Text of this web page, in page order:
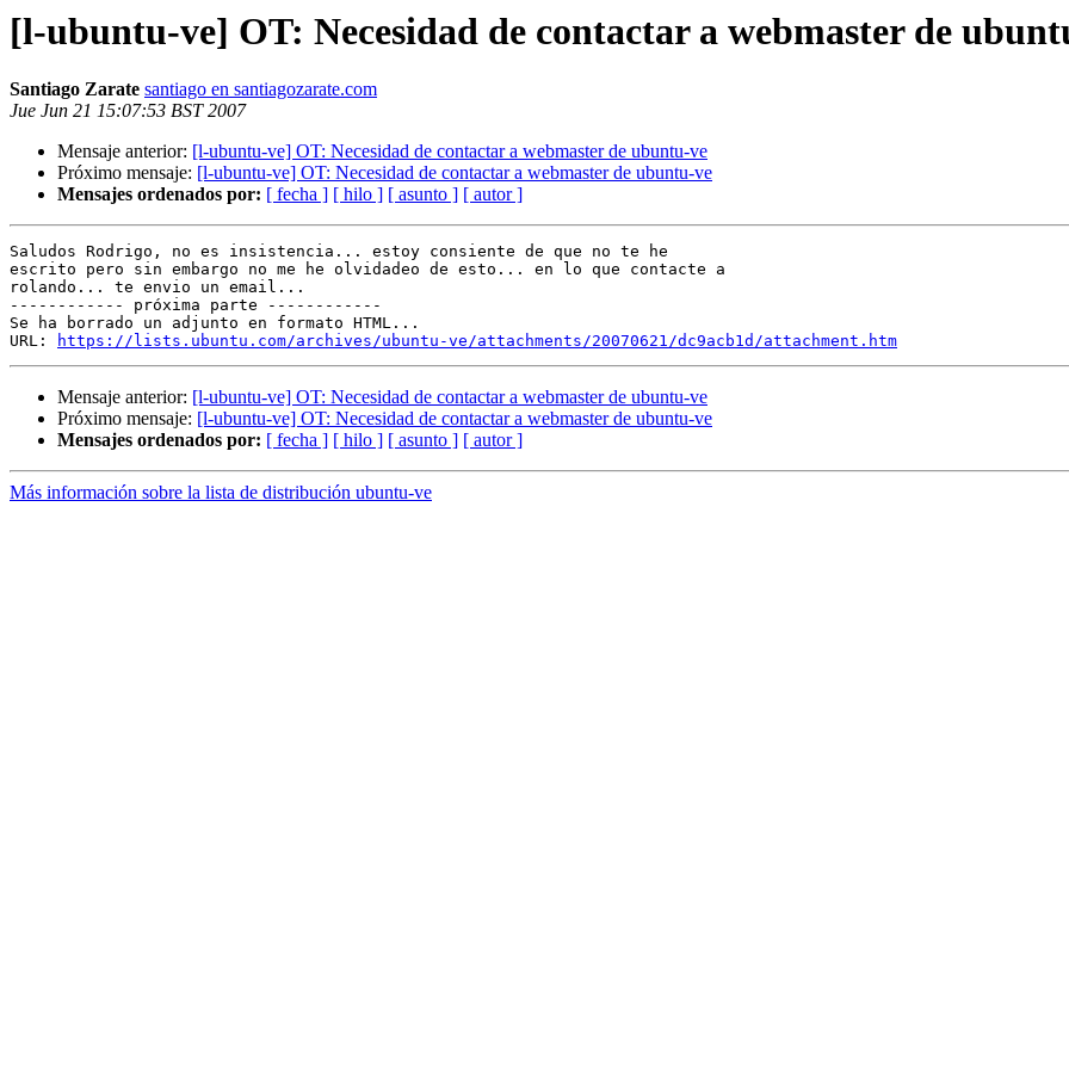
[l-ubuntu-ve] OT: Necesidad de contactar a webmaster de
Santiago Zarate santiago en santiagozarate.com
Jue Jun 21 15:07:53 BST 2007
Mensaje anterior: [l-ubuntu-ve] OT: Necesidad de contactar a webmaster de ubuntu-ve
Próximo mensaje: [l-ubuntu-ve] OT: Necesidad de contactar a webmaster de ubuntu-ve
Mensajes ordenados por: [ fecha ] [ hilo ] [ asunto ] [ autor ]
Saludos Rodrigo, no es insistencia... estoy consiente de que no te he
escrito pero sin embargo no me he olvidadeo de esto... en lo que contacte a
rolando... te envio un email...
------------ próxima parte ------------
Se ha borrado un adjunto en formato HTML...
URL:
https://lists.ubuntu.com/archives/ubuntu-ve/attachments/20070621/dc9acb1d/attachment.htm
Mensaje anterior: [l-ubuntu-ve] OT: Necesidad de contactar a webmaster de ubuntu-ve
Próximo mensaje: [l-ubuntu-ve] OT: Necesidad de contactar a webmaster de ubuntu-ve
Mensajes ordenados por: [ fecha ] [ hilo ] [ asunto ] [ autor ]
Más información sobre la lista de distribución ubuntu-ve